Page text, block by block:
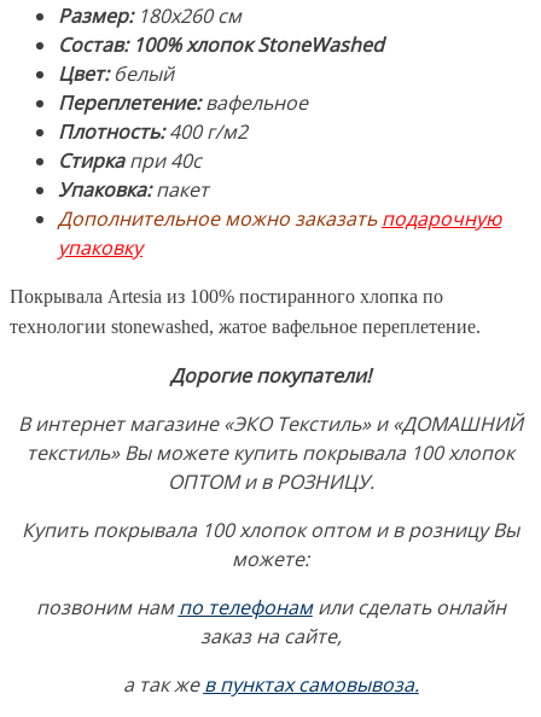
Vosges»,
Франция.
Страна
производства
Португалия
Размер:180х260 см
Состав: 100% хлопок StoneWashed
Цвет:белый
Переплетение:вафельное
Плотность:400 г/м2
Стиркапри 40c
Упаковка:пакет
Дополнительное можно заказать подарочную
упаковку
Покрывала Artesia из 100% постиранного хлопка по
технологии stonewashed, жатое вафельное переплетение.
Дорогие покупатели!
В интернет магазине «ЭКО Текстиль» и «ДОМАШНИЙ
текстиль» Вы можете купить покрывала 100 хлопок
ОПТОМ и в РОЗНИЦУ.
Купить покрывала 100 хлопок оптом и в розницу Вы
можете:
позвоним нампо телефонамили сделать онлайн
заказ на сайте,
а так жев пунктах самовывоза.